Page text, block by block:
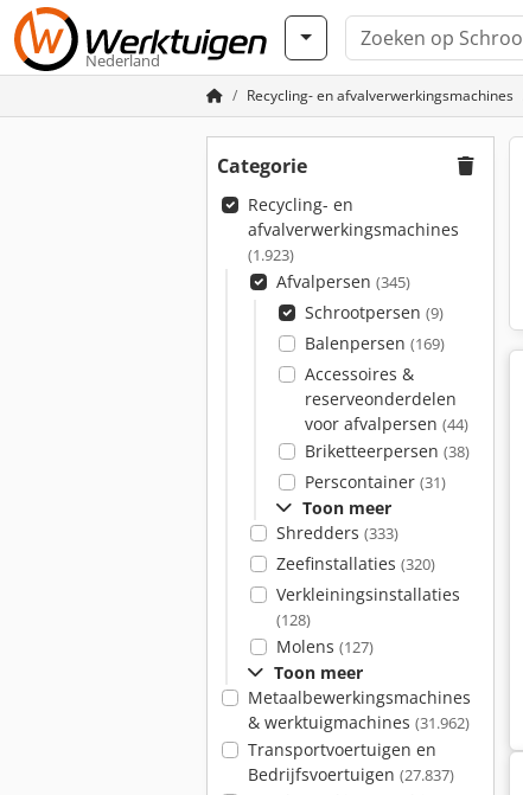
Nederland
Recycling- en afvalverwerkingsmachines
Categorie
Recycling- en
afvalverwerkingsmachines
(1.923)
Afvalpersen (345)
Schrootpersen (9)
Balenpersen (169)
Accessoires &
reserveonderdelen
voor afvalpersen (44)
Briketteerpersen (38)
Perscontainer (31)
Toon meer
Shredders (333)
Zeefinstallaties (320)
Verkleiningsinstallaties
(128)
Molens (127)
Toon meer
Metaalbewerkingsmachines
& werktuigmachines (31.962)
Transportvoertuigen en
Bedrijfsvoertuigen (27.837)